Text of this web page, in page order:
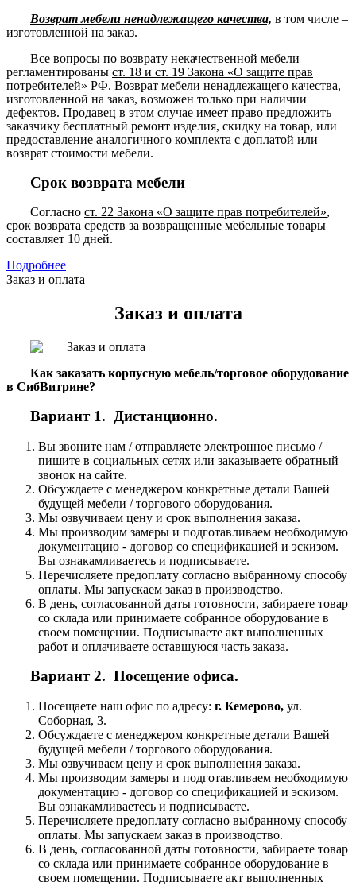
Возврат мебели ненадлежащего качества, в том числе –
изготовленной на заказ.
Все вопросы по возврату некачественной мебели
регламентированы ст. 18 и ст. 19 Закона «О защите прав
потребителей» РФ. Возврат мебели ненадлежащего качества,
изготовленной на заказ, возможен только при наличии
дефектов. Продавец в этом случае имеет право предложить
заказчику бесплатный ремонт изделия, скидку на товар, или
предоставление аналогичного комплекта с доплатой или
возврат стоимости мебели.
Срок возврата мебели
Согласно ст. 22 Закона «О защите прав потребителей»,
срок возврата средств за возвращенные мебельные товары
составляет 10 дней.
Подробнее
Заказ и оплата
Заказ и оплата
Как заказать корпусную мебель/торговое оборудование
в СибВитрине?
Вариант 1. Дистанционно.
Вы звоните нам / отправляете электронное письмо /
пишите в социальных сетях или заказываете обратный
звонок на сайте.
Обсуждаете с менеджером конкретные детали Вашей
будущей мебели / торгового оборудования.
Мы озвучиваем цену и срок выполнения заказа.
Мы производим замеры и подготавливаем необходимую
документацию - договор со спецификацией и эскизом.
Вы ознакамливаетесь и подписываете.
Перечисляете предоплату согласно выбранному способу
оплаты. Мы запускаем заказ в производство.
В день, согласованной даты готовности, забираете товар
со склада или принимаете собранное оборудование в
своем помещении. Подписываете акт выполненных
работ и оплачиваете оставшуюся часть заказа.
Вариант 2. Посещение офиса.
Посещаете наш офис по адресу: г. Кемерово, ул.
Соборная, 3.
Обсуждаете с менеджером конкретные детали Вашей
будущей мебели / торгового оборудования.
Мы озвучиваем цену и срок выполнения заказа.
Мы производим замеры и подготавливаем необходимую
документацию - договор со спецификацией и эскизом.
Вы ознакамливаетесь и подписываете.
Перечисляете предоплату согласно выбранному способу
оплаты. Мы запускаем заказ в производство.
В день, согласованной даты готовности, забираете товар
со склада или принимаете собранное оборудование в
своем помещении. Подписываете акт выполненных